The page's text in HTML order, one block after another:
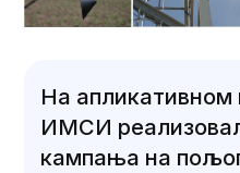
На
ИМСИ
кампања на